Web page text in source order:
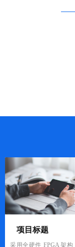
采用全硬件 FPGA 架构
项目标题